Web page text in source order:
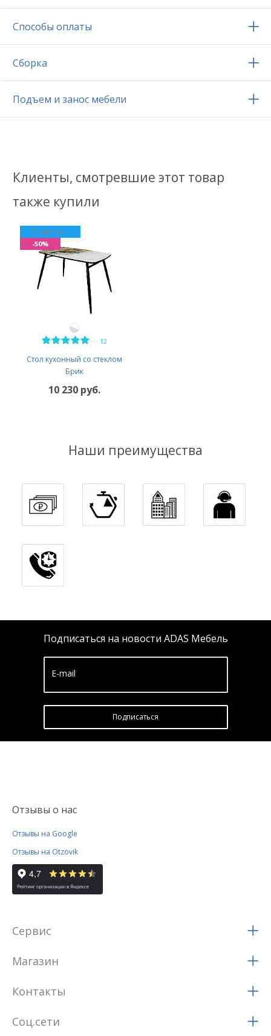
Способы оплаты
Сборка
Подъем и занос мебели
Клиенты, смотревшие этот товар
также купили
12
Стол кухонный со стеклом
Брик
30 цветов
10 230 руб.
-50%
Наши преимущества
Подписаться на новости ADAS Мебель
E-mail
Подписатьcя
Отзывы о нас
Отзывы на Google
Отзывы на Otzovik
Сервис
Магазин
Контакты
Соц.сети